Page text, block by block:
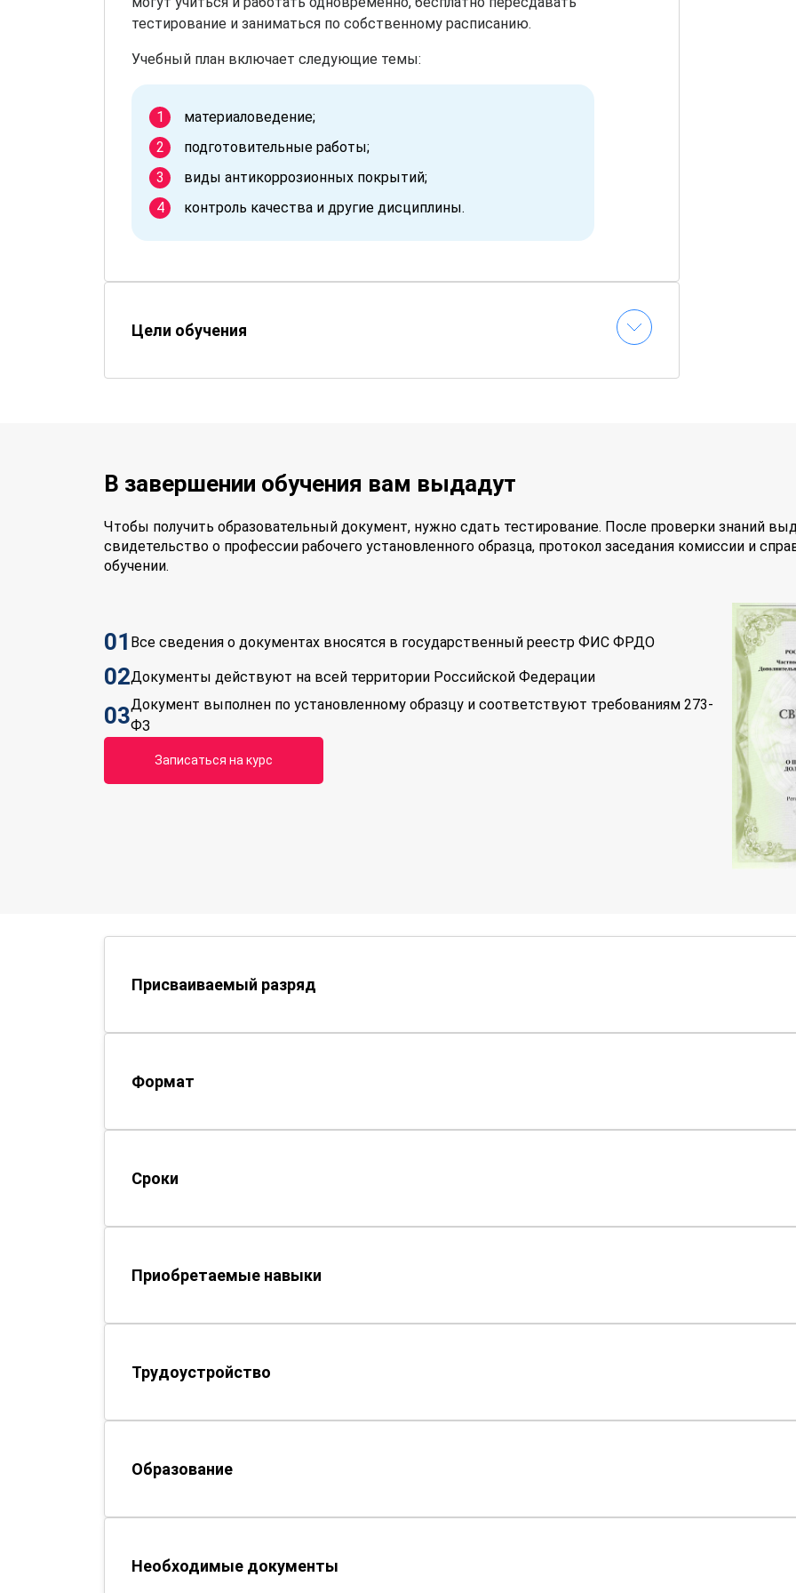
тестирование и заниматься по собственному расписанию.
Учебный план включает следующие темы:
материаловедение;
подготовительные работы;
виды антикоррозионных покрытий;
контроль качества и другие дисциплины.
Цели обучения
В завершении обучения вам выдадут
Чтобы получить образовательный документ, нужно сдать тестирование. После проверки знаний
свидетельство о профессии рабочего установленного образца, протокол заседания комиссии и
обучении.
01 Все сведения о документах вносятся в государственный реестр ФИС ФРДО
02Документы действуют на всей территории Российской Федерации
03Документ выполнен по установленному образцу и соответствуют требованиям 273-
ФЗ
Записаться на курс
Присваиваемый разряд
Формат
Сроки
Приобретаемые навыки
Трудоустройство
Образование
Необходимые документы